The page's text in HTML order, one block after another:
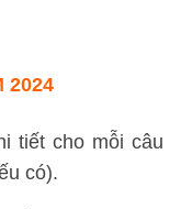
2024
tiết cho mỗi câu
có).